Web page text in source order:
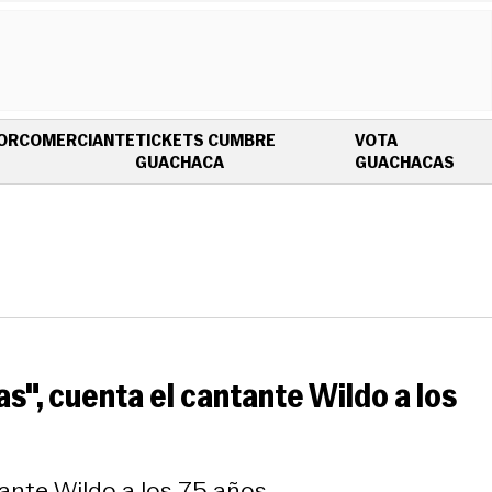
COMERCIANTETICKETS CUMBRE
GUACHACAOPENS IN NEW WINDOW
VOTA
GUACHACAS
cuenta el cantante Wildo a los